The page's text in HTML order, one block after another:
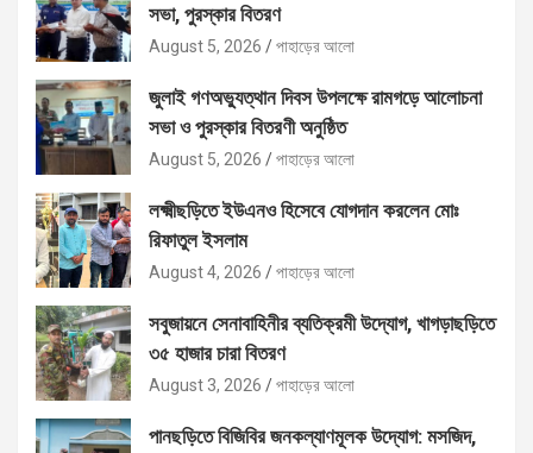
সভা, পুরস্কার বিতরণ
August 5, 2026 পাহাড়ের আলো
জুলাই গণঅভ্যুত্থান দিবস উপলক্ষে রামগড়ে আলোচনা
সভা ও পুরস্কার বিতরণী অনুষ্ঠিত
August 5, 2026 পাহাড়ের আলো
লক্ষ্মীছড়িতে ইউএনও হিসেবে যোগদান করলেন মোঃ
রিফাতুল ইসলাম
August 4, 2026 পাহাড়ের আলো
সবুজায়নে সেনাবাহিনীর ব্যতিক্রমী উদ্যোগ, খাগড়াছড়িতে
৩৫ হাজার চারা বিতরণ
August 3, 2026 পাহাড়ের আলো
পানছড়িতে বিজিবির জনকল্যাণমূলক উদ্যোগ: মসজিদ,